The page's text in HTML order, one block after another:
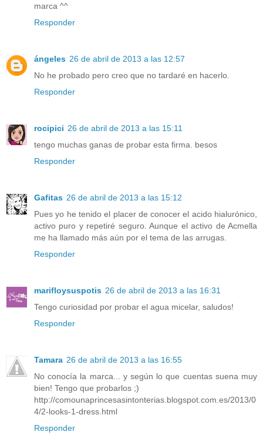
marca ^^
Responder
ángeles 26 de abril de 2013 a las 12:57
No he probado pero creo que no tardaré en hacerlo.
Responder
rocipici 26 de abril de 2013 a las 15:11
tengo muchas ganas de probar esta firma. besos
Responder
Gafitas 26 de abril de 2013 a las 15:12
Pues yo he tenido el placer de conocer el acido hialurónico,
activo puro y repetiré seguro. Aunque el activo de Acmella
me ha llamado más aún por el tema de las arrugas.
Responder
marifloysuspotis 26 de abril de 2013 a las 16:31
Tengo curiosidad por probar el agua micelar, saludos!
Responder
Tamara 26 de abril de 2013 a las 16:55
No conocía la marca... y según lo que cuentas suena muy
bien! Tengo que probarlos ;)
http://comounaprincesasintonterias.blogspot.com.es/2013/0
4/2-looks-1-dress.html
Responder